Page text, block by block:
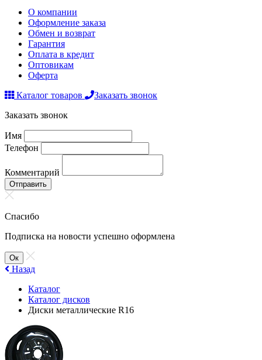
О компании
Оформление заказа
Обмен и возврат
Гарантия
Оплата в кредит
Оптовикам
Оферта
Каталог товаров
Заказать звонок
Заказать звонок
Имя
Телефон
Комментарий
Отправить
Спасибо
Подписка на новости успешно оформлена
Ок
Назад
Каталог
Каталог дисков
Диски металлические R16